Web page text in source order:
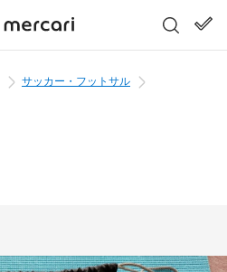
サッカー・フットサル